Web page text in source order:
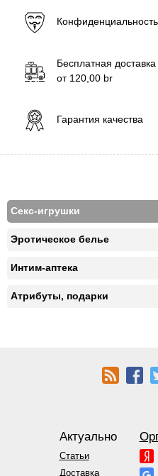
Конфиденциальность
Бесплатная доставка
от 120,00 br
Гарантия качества
Секс-игрушки
Эротическое белье
Интим-аптека
Атрибуты, подарки
Актуально
Статьи
Доставка